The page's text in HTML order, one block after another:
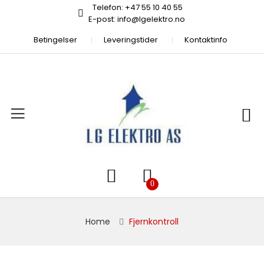
Telefon: +47 55 10 40 55
E-post: info@lgelektro.no
Betingelser
Leveringstider Kontaktinfo
Home Fjernkontroll